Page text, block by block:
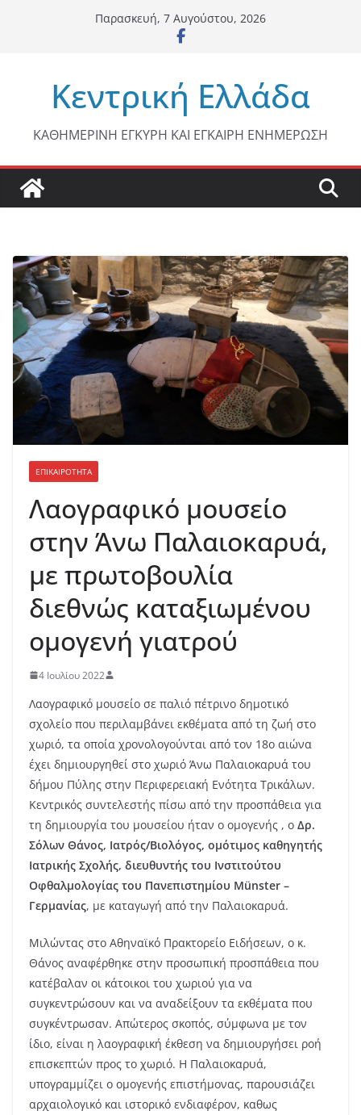
Παρασκευή, 7 Αυγούστου, 2026
Κεντρική Ελλάδα
ΚΑΘΗΜΕΡΙΝΗ ΕΓΚΥΡΗ ΚΑΙ ΕΓΚΑΙΡΗ ΕΝΗΜΕΡΩΣΗ
ΕΠΙΚΑΙΡΟΤΗΤΑ
Λαογραφικό μουσείο
στην Άνω Παλαιοκαρυά,
με πρωτοβουλία
διεθνώς καταξιωμένου
ομογενή γιατρού
4 Ιουλίου 2022
Λαογραφικό μουσείο σε παλιό πέτρινο δημοτικό
σχολείο που περιλαμβάνει εκθέματα από τη ζωή στο
χωριό, τα οποία χρονολογούνται από τον 18ο αιώνα
έχει δημιουργηθεί στο χωριό Άνω Παλαιοκαρυά του
δήμου Πύλης στην Περιφερειακή Ενότητα Τρικάλων.
Κεντρικός συντελεστής πίσω από την προσπάθεια για
τη δημιουργία του μουσείου ήταν ο ομογενής , ο Δρ.
Σόλων Θάνος, Ιατρός/Βιολόγος, ομότιμος καθηγητής
Ιατρικής Σχολής, διευθυντής του Ινστιτούτου
Οφθαλμολογίας του Πανεπιστημίου Münster –
Γερμανίας, με καταγωγή από την Παλαιοκαρυά.
Μιλώντας στο Αθηναϊκό Πρακτορείο Ειδήσεων, ο κ.
Θάνος αναφέρθηκε στην προσωπική προσπάθεια που
κατέβαλαν οι κάτοικοι του χωριού για να
συγκεντρώσουν και να αναδείξουν τα εκθέματα που
συγκέντρωσαν. Απώτερος σκοπός, σύμφωνα με τον
ίδιο, είναι η λαογραφική έκθεση να δημιουργήσει ροή
επισκεπτών προς το χωριό. Η Παλαιοκαρυά,
υπογραμμίζει ο ομογενής επιστήμονας, παρουσιάζει
αρχαιολογικό και ιστορικό ενδιαφέρον, καθως